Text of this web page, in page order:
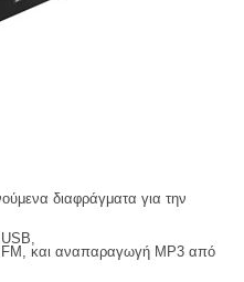
διαφράγματα για την
FM, και αναπαραγωγή MP3 από